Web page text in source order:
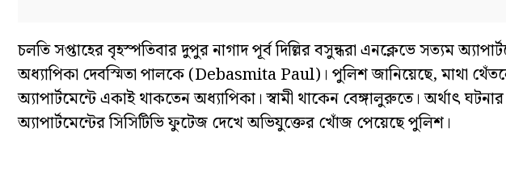
চলতি সপ্তাহের বৃহস্পতিবার দুপুর নাগাদ পূর্ব দিল্লির বসুন্ধরা এনক্লেভে সত্যম
অধ্যাপিকা দেবস্মিতা পালকে (Debasmita Paul)। পুলিশ জানিয়েছে, মাথা
অ্যাপার্টমেন্টে একাই থাকতেন অধ্যাপিকা। স্বামী থাকেন বেঙ্গালুরুতে। অর্থাৎ
অ্যাপার্টমেন্টের সিসিটিভি ফুটেজ দেখে অভিযুক্তের খোঁজ পেয়েছে পুলিশ।